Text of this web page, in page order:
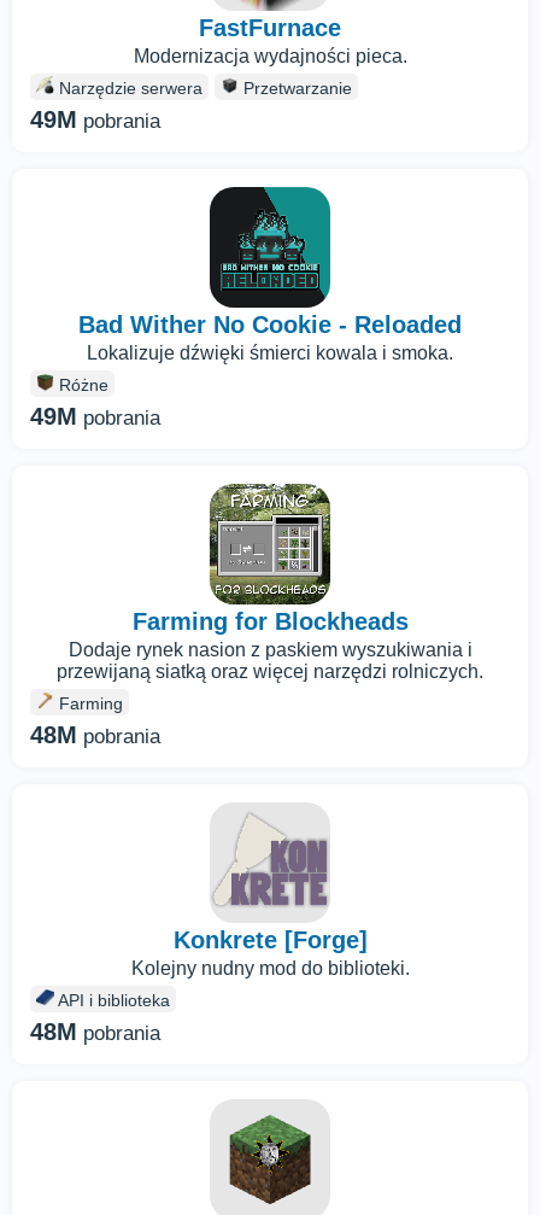
FastFurnace
Modernizacja wydajności pieca.
Narzędzie serwera Przetwarzanie
49M pobrania
Bad Wither No Cookie - Reloaded
Lokalizuje dźwięki śmierci kowala i smoka.
Różne
49M pobrania
Farming for Blockheads
Dodaje rynek nasion z paskiem wyszukiwania i
przewijaną siatką oraz więcej narzędzi rolniczych.
Farming
48M pobrania
Konkrete [Forge]
Kolejny nudny mod do biblioteki.
API i biblioteka
48M pobrania